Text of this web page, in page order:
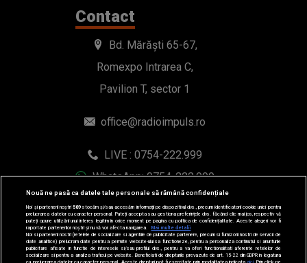
Contact
Bd. Mărăști 65-67,
Romexpo Intrarea C,
Pavilion T, sector 1
office@radioimpuls.ro
LIVE : 0754-222.999
WhatsApp: 0754-222.999
Nouă ne pasă ca datele tale personale să rămână confidențiale
Noi și partenerii noștri589stocăm și/sau accesăm informații pe dispozitivul dvs., precum identificatorii cookie unici pentru
prelucrarea datelor cu caracter personal. Puteți accepta sau gestiona preferințele dvs. făcând clic mai jos, respectiv vă
puteți opune utilizării unui interes legitim în orice moment pe pagina cu politica de confidențialitate. Aceste alegeri vor fi
raportate partenerilor noștri și nu vă vor afecta navigarea.
Mai multe detalii
Noi si partenerii nostri (retelele de socializare si agentiile de publicitate partenere, precum si furnizorii nostri de servicii de
date analitice) prelucram date pentru a permite website-ului sa functioneze, pentru a personaliza continutul si anunturile
publicitare afisate in functie de interesele si/sau profilul dvs., pentru a va oferi functionalitati aferente retelelor de
socializare si pentru a analiza traficul pe website. Beneficiati de drepturile prevazute de art. 15-22 din GDPR in legatura
cu prelucrarea datelor cu caracter personal. Aceste drepturi pot fi exercitate prin modalitatea indicataaici . Prin click pe